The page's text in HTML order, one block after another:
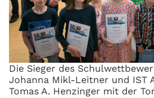
Die Sieger des
Johanna Mikl-Leitner und IST
Tomas A. Henzinger mit der